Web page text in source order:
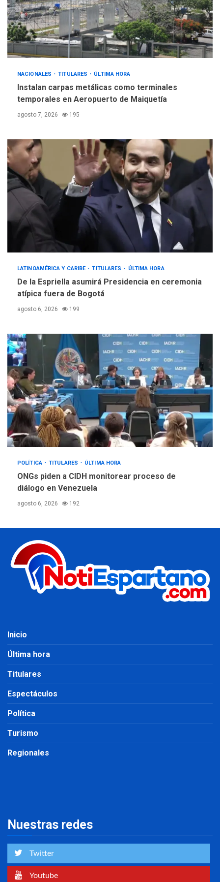
NACIONALES TITULARES ÚLTIMA HORA
Instalan carpas metálicas como terminales
temporales en Aeropuerto de Maiquetía
agosto 7, 2026 195
LATINOAMÉRICA Y CARIBE TITULARES ÚLTIMA HORA
De la Espriella asumirá Presidencia en ceremonia
atípica fuera de Bogotá
agosto 6, 2026 199
POLÍTICA TITULARES ÚLTIMA HORA
ONGs piden a CIDH monitorear proceso de
diálogo en Venezuela
agosto 6, 2026 192
Inicio
Última hora
Titulares
Espectáculos
Política
Turismo
Regionales
Nuestras redes
Twitter
Youtube